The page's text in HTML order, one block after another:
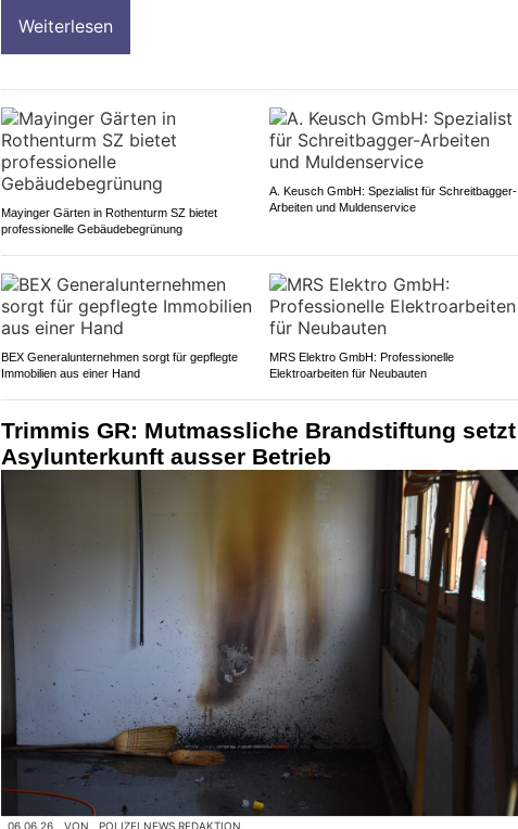
Weiterlesen
Mayinger Gärten in Rothenturm SZ bietet
professionelle Gebäudebegrünung
A. Keusch GmbH: Spezialist für Schreitbagger-
Arbeiten und Muldenservice
BEX Generalunternehmen sorgt für gepflegte
Immobilien aus einer Hand
MRS Elektro GmbH: Professionelle
Elektroarbeiten für Neubauten
Trimmis GR: Mutmassliche Brandstiftung setzt
Asylunterkunft ausser Betrieb
06.06.26 VON POLIZEI.NEWS REDAKTION